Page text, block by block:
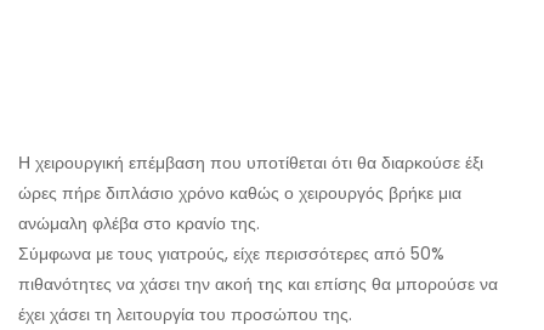
Η χειρουργική επέμβαση που υποτίθεται ότι θα διαρκούσε έξι
ώρες πήρε διπλάσιο χρόνο καθώς ο χειρουργός βρήκε μια
ανώμαλη φλέβα στο κρανίο της.
Σύμφωνα με τους γιατρούς, είχε περισσότερες από 50%
πιθανότητες να χάσει την ακοή της και επίσης θα μπορούσε να
έχει χάσει τη λειτουργία του προσώπου της.